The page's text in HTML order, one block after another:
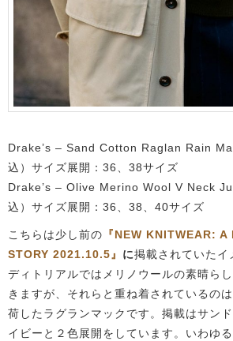
Drake’s – Sand Cotton Raglan Rain
込）サイズ展開：36、38サイズ
Drake’s – Olive Merino Wool V Neck
込）サイズ展開：36、38、40サイズ
こちらは少し前の 『NEW KNITWEAR:
STORY 2021.10.5』 に掲載されていたイ
ディトリアルではメリノウールの素晴ら
きますが、それらと重ね着されているの
荷したラグランマックです。掲載はサン
イビーと２色展開をしています。いわゆ